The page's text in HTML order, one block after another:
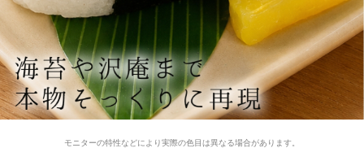
モニターの特性などにより実際の色目は異なる場合があります。